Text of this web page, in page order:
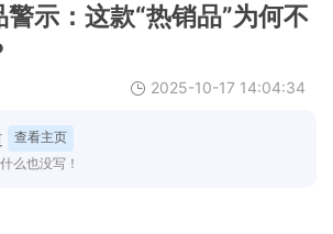
示：这款“热销品”为何不
2025-10-17 14:04:34
查看主页
么也没写！